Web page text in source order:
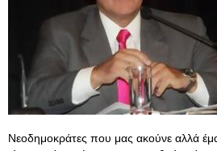
Νεοδημοκράτες που μας ακούνε αλλά